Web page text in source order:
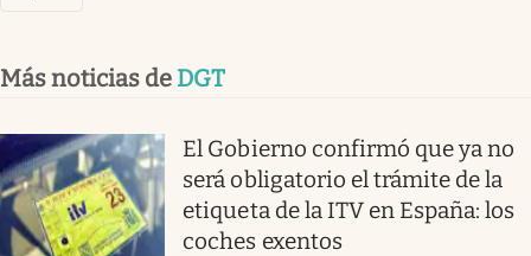
Más noticias de DGT
El Gobierno confirmó que ya no
será obligatorio el trámite de la
etiqueta de la ITV en España: los
coches exentos